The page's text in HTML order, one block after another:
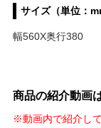
サイズ（単位：
幅560X奥行380
商品の紹介動画
※動画内で紹介し